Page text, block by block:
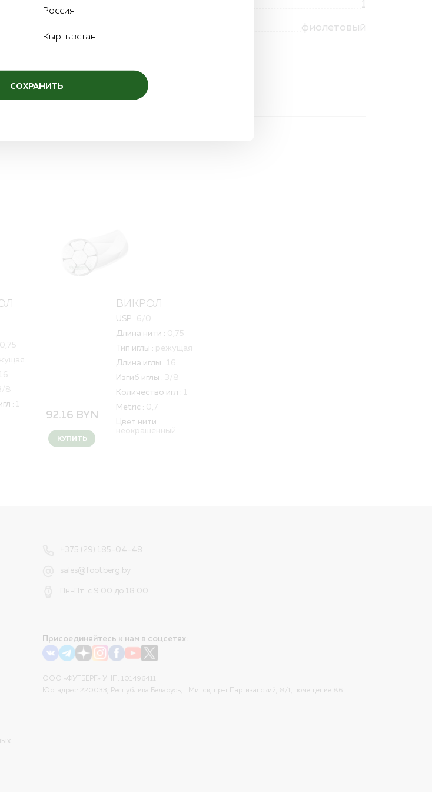
1
фиолетовый
0,75
16
8
: 1
ВИКРОЛ
USP : 6/0
Длина нити : 0,75
Тип иглы : режущая
Длина иглы : 16
Изгиб иглы : 3/8
Количество игл : 1
Metric : 0,7
Цвет нити :
неокрашенный
92.16 BYN
КУПИТЬ
+375 (29) 185-04-48
sales@footberg.by
Пн-Пт: с 9:00 до 18:00
Присоединяйтесь к нам в соцсетях:
ООО «ФУТБЕРГ» УНП: 101496411
Юр. адрес: 220033, Республика Беларусь, г.Минск, пр-т Партизанский, 8/1, помещение 86
Россия
Кыргызстан
СОХРАНИТЬ